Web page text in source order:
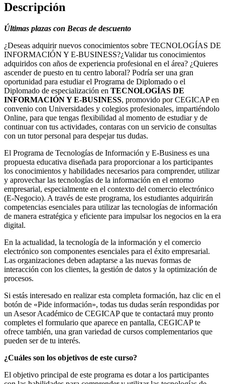
Descripción
Últimas plazas con Becas de descuento
¿Deseas adquirir nuevos conocimientos sobre TECNOLOGÍAS DE
INFORMACIÓN Y E-BUSINESS?¿Validar tus conocimientos
adquiridos con años de experiencia profesional en el área? ¿Quieres
ascender de puesto en tu centro laboral? Podría ser una gran
oportunidad para estudiar el Programa de Diplomado o el
Diplomado de especialización en TECNOLOGÍAS DE
INFORMACIÓN Y E-BUSINESS, promovido por CEGICAP en
convenio con Universidades y colegios profesionales, impartiéndolo
Online, para que tengas flexibilidad al momento de estudiar y de
continuar con tus actividades, contaras con un servicio de consultas
con un tutor personal para despejar tus dudas.
El Programa de Tecnologías de Información y E-Business es una
propuesta educativa diseñada para proporcionar a los participantes
los conocimientos y habilidades necesarios para comprender, utilizar
y aprovechar las tecnologías de la información en el entorno
empresarial, especialmente en el contexto del comercio electrónico
(E-Negocio). A través de este programa, los estudiantes adquirirán
competencias esenciales para utilizar las tecnologías de información
de manera estratégica y eficiente para impulsar los negocios en la era
digital.
En la actualidad, la tecnología de la información y el comercio
electrónico son componentes esenciales para el éxito empresarial.
Las organizaciones deben adaptarse a las nuevas formas de
interacción con los clientes, la gestión de datos y la optimización de
procesos.
Si estás interesado en realizar esta completa formación, haz clic en el
botón de «Pide información», todas tus dudas serán respondidas por
un Asesor Académico de CEGICAP que te contactará muy pronto
completes el formulario que aparece en pantalla, CEGICAP te
ofrece también, una gran variedad de cursos complementarios que
pueden ser de tu interés.
¿Cuáles son los objetivos de este curso?
El objetivo principal de este programa es dotar a los participantes